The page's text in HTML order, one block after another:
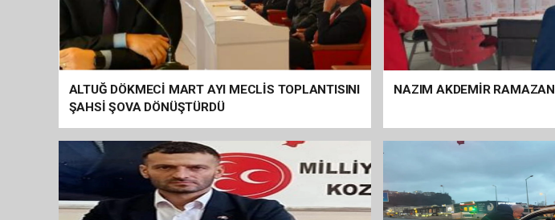
ALTUĞ DÖKMECİ MART AYI MECLİS TOPLANTISINI
ŞAHSİ ŞOVA DÖNÜŞTÜRDÜ
NAZIM AKDEMİR